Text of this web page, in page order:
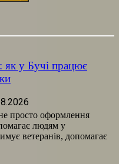
як у Бучі працює
просто оформлення
людям у
ветеранів, допомагає